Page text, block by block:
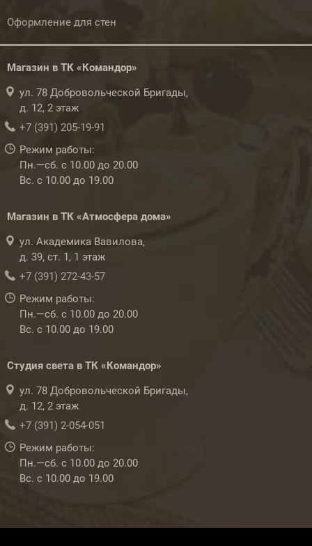
Оформление для стен
Магазин в ТК «Командор»
ул. 78 Добровольческой Бригады,
д. 12, 2 этаж
+7 (391) 205-19-91
Режим работы:
Пн.—сб. с 10.00 до 20.00
Вс. с 10.00 до 19.00
Магазин в ТК «Атмосфера дома»
ул. Академика Вавилова,
д. 39, ст. 1, 1 этаж
+7 (391) 272-43-57
Режим работы:
Пн.—сб. с 10.00 до 20.00
Вс. с 10.00 до 19.00
Студия света в ТК «Командор»
ул. 78 Добровольческой Бригады,
д. 12, 2 этаж
+7 (391) 2-054-051
Режим работы:
Пн.—сб. с 10.00 до 20.00
Вс. с 10.00 до 19.00